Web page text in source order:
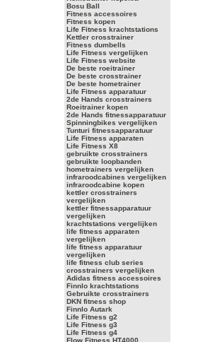
Bosu Ball
Fitness accessoires
Fitness kopen
Life Fitness krachtstations
Kettler crosstrainer
Fitness dumbells
Life Fitness vergelijken
Life Fitness website
De beste roeitrainer
De beste crosstrainer
De beste hometrainer
Life Fitness apparatuur
2de Hands crosstrainers
Roeitrainer kopen
2de Hands fitnessapparatuur
Spinningbikes vergelijken
Tunturi fitnessapparatuur
Life Fitness apparaten
Life Fitness X8
gebruikte crosstrainers
gebruikte loopbanden
hometrainers vergelijken
infraroodcabines vergelijken
infraroodcabine kopen
kettler crosstrainers
vergelijken
kettler fitnessapparatuur
vergelijken
krachtstations vergelijken
life fitness apparaten
vergelijken
life fitness apparatuur
vergelijken
life fitness club series
crosstrainers vergelijken
Adidas fitness accessoires
Finnlo krachtstations
Gebruikte crosstrainers
DKN fitness shop
Finnlo Autark
Life Fitness g2
Life Fitness g3
Life Fitness g4
Flow Fitness HT4000